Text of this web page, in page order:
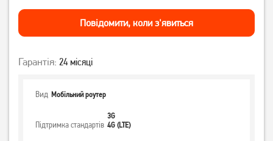
Повiдомити, коли з'явиться
Гарантія: 24 місяці
Вид Мобільний роутер
Підтримка стандартів
3G
4G (LTE)